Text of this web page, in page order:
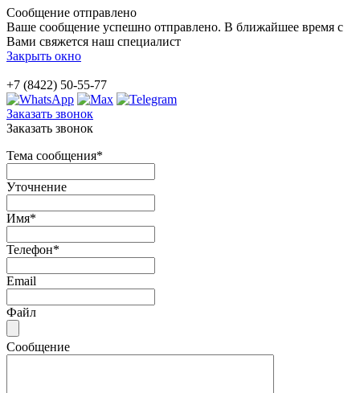
Сообщение отправлено
Ваше сообщение успешно отправлено. В ближайшее время с
Вами свяжется наш специалист
Закрыть окно
+7 (8422) 50-55-77
Заказать звонок
Заказать звонок
Тема сообщения*
Уточнение
Имя*
Телефон*
Email
Файл
Сообщение